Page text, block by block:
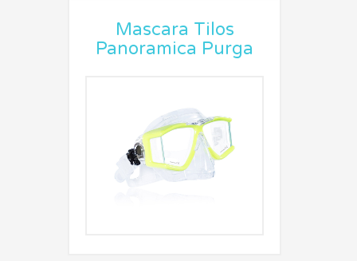
Mascara Tilos
Panoramica Purga